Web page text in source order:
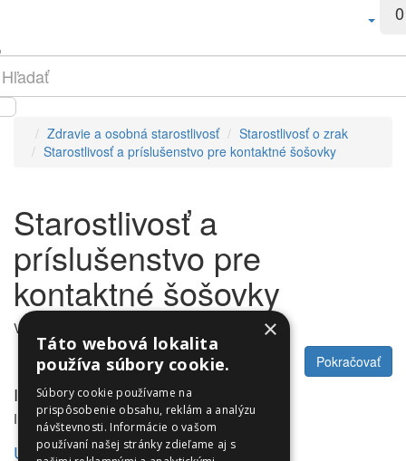
0
Zdravie a osobná starostlivosť
Starostlivosť o zrak
Starostlivosť a príslušenstvo pre kontaktné šošovky
Starostlivosť a
príslušenstvo pre
kontaktné šošovky
V tejto kategórii nie sú žiadne produkty.
Pokračovať
Informácie
Informácie
Utleurope.com
×
Táto webová lokalita
používa súbory cookie.
Súbory cookie používame na
prispôsobenie obsahu, reklám a analýzu
návštevnosti. Informácie o vašom
používaní našej stránky zdieľame aj s